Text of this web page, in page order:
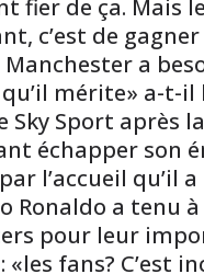
fier de ça. Mais
c’est de gagner
a
mérite» a-t-il
Sky Sport après
échapper son
l’accueil qu’il
Ronaldo a tenu
pour leur
«les fans? C’est